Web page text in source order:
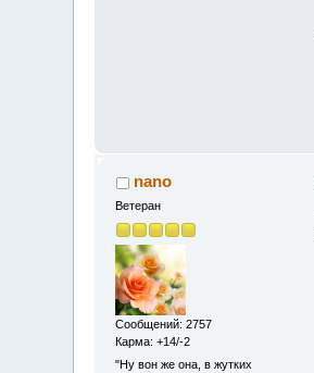
nano
Ветеран
Сообщений: 2757
Карма: +14/-2
"Ну вон же она, в жутких